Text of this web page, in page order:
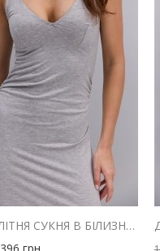
ДОВГА ЛІТНЯ СУКНЯ В БІЛИЗНЯНОМУ СТИЛІ СІРА МЕЛАНЖ